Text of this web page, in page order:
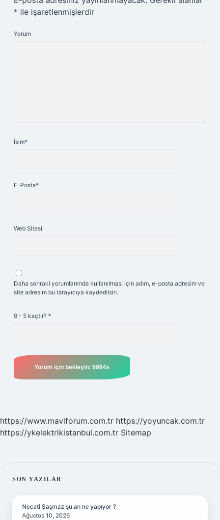
* ile işaretlenmişlerdir
Yorum
İsim*
E-Posta*
Web Sitesi
Daha sonraki yorumlarımda kullanılması için adım, e-posta adresim ve
site adresim bu tarayıcıya kaydedilsin.
9 - 5 kaçtır? *
https://www.maviforum.com.tr https://yoyuncak.com.tr
https://ykelektrikistanbul.com.tr Sitemap
SIDEBAR
SON YAZILAR
Necati Şaşmaz şu an ne yapıyor ?
Ağustos 10, 2026